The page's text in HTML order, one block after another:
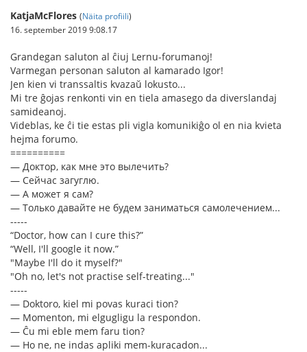
KatjaMcFlores (Näita profiili)
16. september 2019 9:08.17
Grandegan saluton al ĉiuj Lernu-forumanoj!
Varmegan personan saluton al kamarado Igor!
Jen kien vi transsaltis kvazaŭ lokusto...
Mi tre ĝojas renkonti vin en tiela amasego da diverslandaj
samideanoj.
Videblas, ke ĉi tie estas pli vigla komunikiĝo ol en nia kvieta
hejma forumo.
==========
— Доктор, как мне это вылечить?
— Сейчас загуглю.
— А может я сам?
— Только давайте не будем заниматься самолечением...
-----
“Doctor, how can I cure this?”
“Well, I'll google it now.”
"Maybe I'll do it myself?"
"Oh no, let's not practise self-treating..."
-----
— Doktoro, kiel mi povas kuraci tion?
— Momenton, mi elgugligu la respondon.
— Ĉu mi eble mem faru tion?
— Ho ne, ne indas apliki mem-kuracadon...